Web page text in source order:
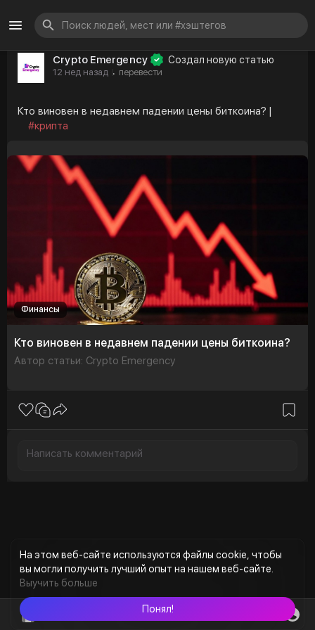
На этом веб-сайте используются файлы cookie, чтобы
вы могли получить лучший опыт на нашем веб-сайте.
Выучить больше
Понял!
Crypto Emergency Создал новую статью
12 нед назад · перевести
Кто виновен в недавнем падении цены биткоина? |
#крипта
Финансы
Кто виновен в недавнем падении цены биткоина?
Автор статьи: Crypto Emergency